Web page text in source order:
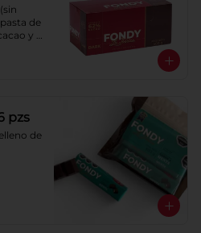
de
y
pzs
de